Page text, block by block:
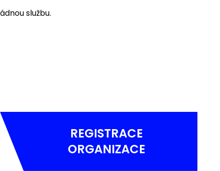
službu.
REGISTRACE
ORGANIZACE